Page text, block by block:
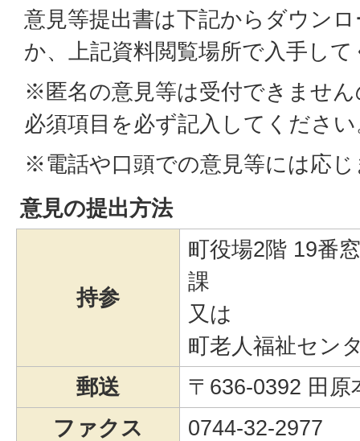
意見等提出書は下記からダウン
か、上記資料閲覧場所で入手し
※匿名の意見等は受付できませ
必須項目を必ず記入してくださ
※電話や口頭での意見等には応
意見の提出方法
持参
町役場2階 19番
課
又は
町老人福祉セン
郵送
〒636-0392 田原
ファクス
0744-32-2977